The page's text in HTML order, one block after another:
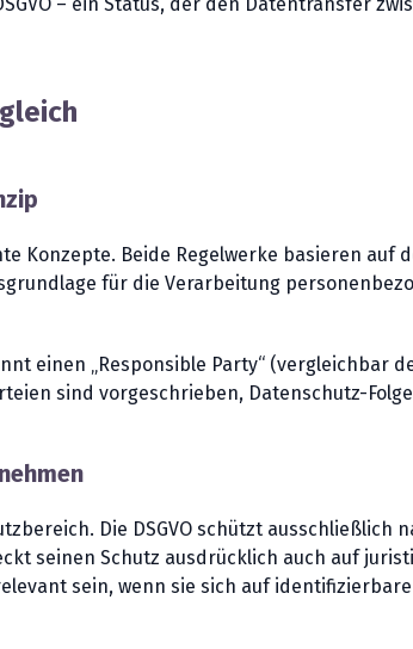
Konzepte. Beide Regelwerke basieren
für die Verarbeitung
einen „Responsible Party“ (vergleichbar
sind vorgeschrieben, Datenschutz-
Die DSGVO schützt ausschließlich
seinen Schutz ausdrücklich auch auf
sein, wenn sie sich auf